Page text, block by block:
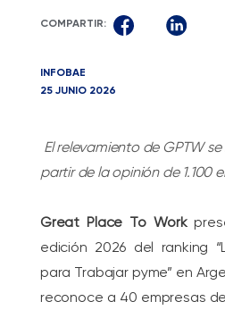
COMPARTIR:
INFOBAE
25 JUNIO 2026
El relevamiento de GPTW
partir de la opinión de 1.100
Great Place To Work
edición 2026 del ranking
para Trabajar pyme” en
reconoce a 40 empresas